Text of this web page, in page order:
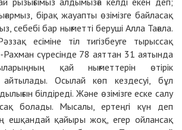
бірақ жауапты өзімізге байласақ
себебі бар нығметті беруші Алла Тағала.
есіміне тіл тигізбеуге тырыссақ
сүресінде 78 аяттан 31 аятында
қай нығметтерін өтірік
айтылады. Осылай көп кездесуі, бұл
білдіреді. Және өзімізге еске салу
болады. Мысалы, ертеңгі күн деп
ешқандай қайыры жоқ, егер ойлансақ